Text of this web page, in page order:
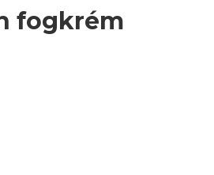
fogkrém